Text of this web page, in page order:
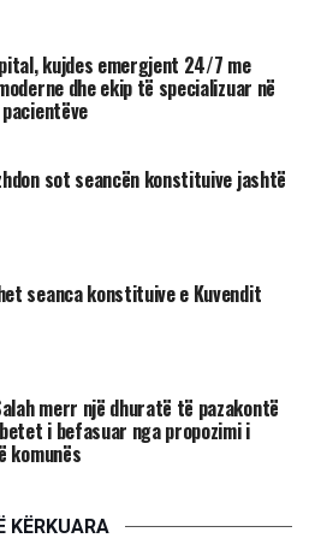
propozimin e kryetarit
të Kosovës, Arian Tahiri,
një moment regresiv për
nga mbrëmja e djeshme është
kryetarin. Ata refuzojnë të
që të prodhojnë krizë
së tij për mediat.
për të proceduar me
kryetar të Kuvendit është një
të thelluar ngërçin politik në
kujdes emergjent 24/7 me
dhe ekip të specializuar në
sot seancën konstituive jashtë
seanca konstituive e Kuvendit
merr një dhuratë të pazakontë
i befasuar nga propozimi i
KËRKUARA